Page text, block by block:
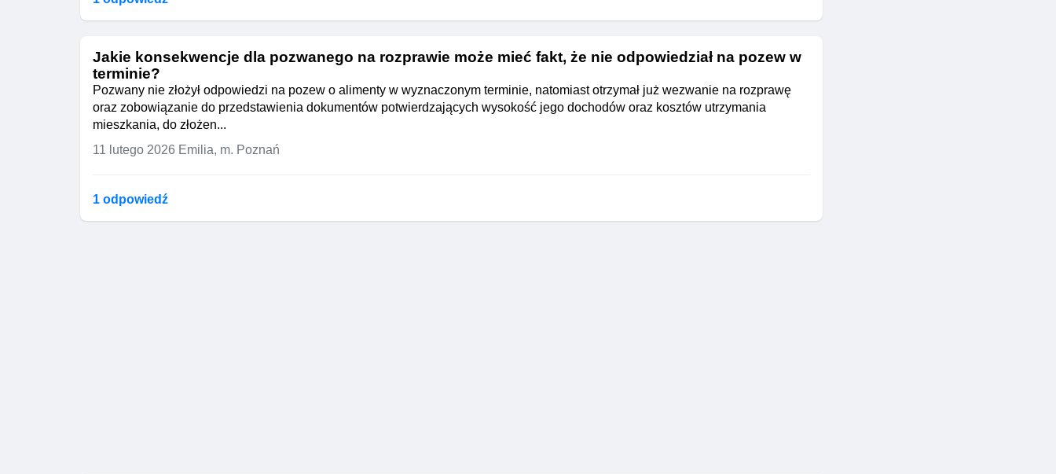
Jakie konsekwencje dla pozwanego na rozprawie może mieć fakt, że nie odpowiedział na pozew w
terminie?
Pozwany nie złożył odpowiedzi na pozew o alimenty w wyznaczonym terminie, natomiast otrzymał już wezwanie na rozprawę
oraz zobowiązanie do przedstawienia dokumentów potwierdzających wysokość jego dochodów oraz kosztów utrzymania
mieszkania, do złożen...
11 lutego 2026 Emilia, m. Poznań
1 odpowiedź